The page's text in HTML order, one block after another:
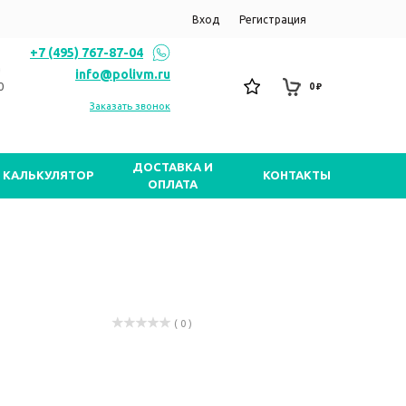
Вход Регистрация
+7 (495) 767-87-04
info@polivm.ru
Заказать звонок
0 ₽
КАЛЬКУЛЯТОР
ДОСТАВКА И
ОПЛАТА
КОНТАКТЫ
( 0 )